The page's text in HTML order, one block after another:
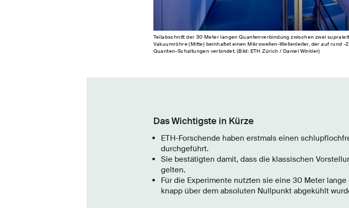
Teilabschnitt der 30 Meter langen Quantenverbindung zwischen zwei
Vakuumröhre (Mitte) beinhaltet einen Mikrowellen-​Wellenleiter, der auf rund -​
Quanten-​Schaltungen verbindet. (Bild: ETH Zürich / Daniel Winkler)
Das Wichtigste in Kürze
ETH-Forschende haben erstmals einen
durchgeführt.
Sie bestätigten damit, dass die klassischen
gelten.
Für die Experimente nutzten sie eine 30 Meter
knapp über dem absoluten Nullpunkt abgekühlt